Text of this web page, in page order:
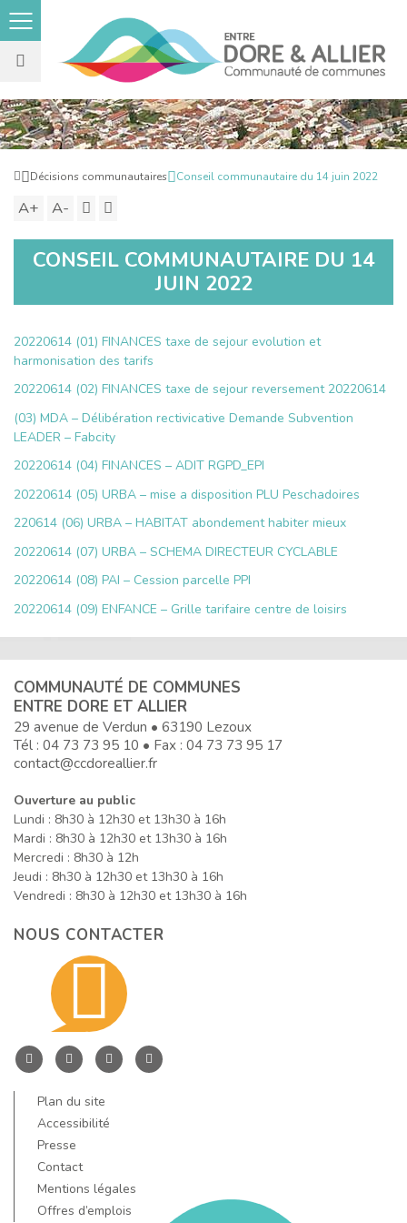
Rechercher
sur
le
site
Retour
l'accueil
Décisions communautaires Conseil communautaire du 14 juin 2022
A+ Augmenter
taille
texte
A- Diminuer
taille
texte
Imprimer
contenu
CONSEIL COMMUNAUTAIRE DU 14
JUIN 2022
20220614 (01) FINANCES taxe de sejour evolution et
harmonisation des tarifs
20220614 (02) FINANCES taxe de sejour reversement 20220614
(03) MDA – Délibération rectivicative Demande Subvention
LEADER – Fabcity
20220614 (04) FINANCES – ADIT RGPD_EPI
20220614 (05) URBA – mise a disposition PLU Peschadoires
220614 (06) URBA – HABITAT abondement habiter mieux
20220614 (07) URBA – SCHEMA DIRECTEUR CYCLABLE
20220614 (08) PAI – Cession parcelle PPI
20220614 (09) ENFANCE – Grille tarifaire centre de loisirs
COMMUNAUTÉ DE COMMUNES
ENTRE DORE ET ALLIER
29 avenue de Verdun • 63190 Lezoux
Tél : 04 73 73 95 10 • Fax : 04 73 73 95 17
contact@ccdoreallier.fr
Ouverture au public
Lundi : 8h30 à 12h30 et 13h30 à 16h
Mardi : 8h30 à 12h30 et 13h30 à 16h
Mercredi : 8h30 à 12h
Jeudi : 8h30 à 12h30 et 13h30 à 16h
Vendredi : 8h30 à 12h30 et 13h30 à 16h
NOUS CONTACTER
nous
Entre
Allier
sur
Facebook
Entre
Allier
sur
Instagram
Entre
LinkedIn
Entre
Plan du site
Accessibilité
Presse
Contact
Mentions légales
Offres d’emplois